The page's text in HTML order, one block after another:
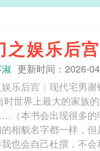
之娱乐后宫
更新时间：2026-
乐后宫：现代宅男
时世界上最大的家族
（本书会出现很多
相貌名字都一样，
也会自己杜撰，不